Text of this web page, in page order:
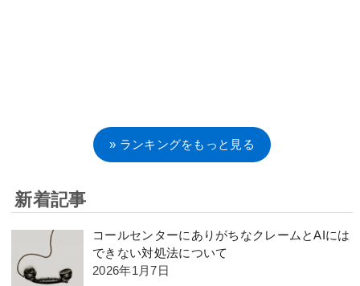
» ランキングをもっと見る
新着記事
コールセンターにありがちなクレームとAIには
できない対処法について
2026年1月7日